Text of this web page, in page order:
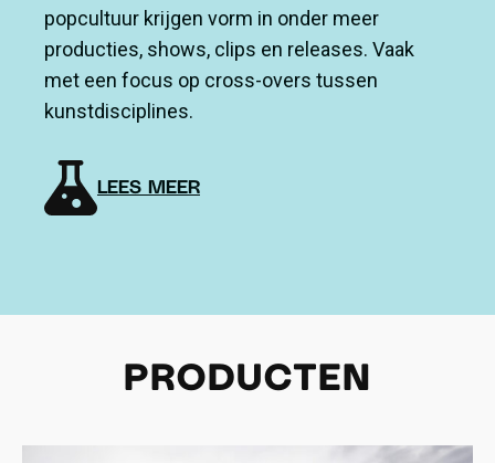
popcultuur krijgen vorm in onder meer
producties, shows, clips en releases. Vaak
met een focus op cross-overs tussen
kunstdisciplines.
LEES MEER
PRODUCTEN